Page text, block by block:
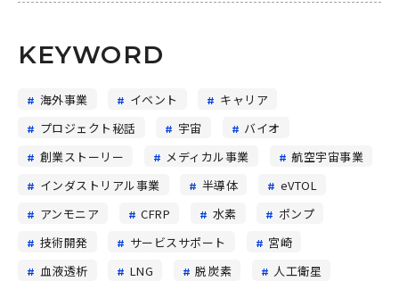
KEYWORD
海外事業 イベント
キャリア
プロジェクト秘話
宇宙
バイオ
創業ストーリー
メディカル事業
航空宇宙事業
インダストリアル事業
半導体
eVTOL
アンモニア
CFRP 水素
ポンプ
技術開発
サービスサポート
宮崎
血液透析
LNG 脱炭素
人工衛星